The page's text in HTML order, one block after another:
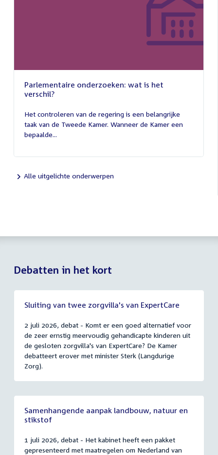
Parlementaire onderzoeken: wat is het
verschil?
juli
2026
Het controleren van de regering is een belangrijke
taak van de Tweede Kamer. Wanneer de Kamer een
bepaalde...
Alle uitgelichte onderwerpen
Debatten in het kort
Sluiting van twee zorgvilla's van ExpertCare
2 juli 2026, debat - Komt er een goed alternatief voor
de zeer ernstig meervoudig gehandicapte kinderen uit
de gesloten zorgvilla's van ExpertCare? De Kamer
debatteert erover met minister Sterk (Langdurige
Zorg).
Samenhangende aanpak landbouw, natuur en
stikstof
1 juli 2026, debat - Het kabinet heeft een pakket
gepresenteerd met maatregelen om Nederland van